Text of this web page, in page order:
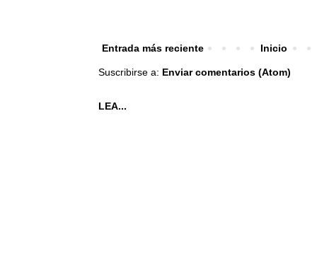
Entrada más reciente Inicio
Suscribirse a: Enviar comentarios (Atom)
LEA...